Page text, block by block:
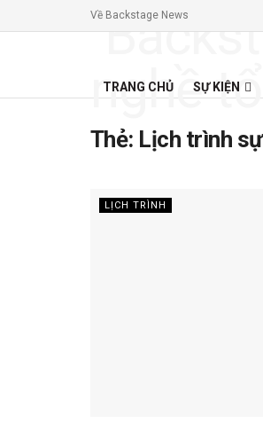
Về Backstage News
TRANG CHỦ SỰ KIỆN
Thẻ: Lịch trình
LỊCH TRÌNH